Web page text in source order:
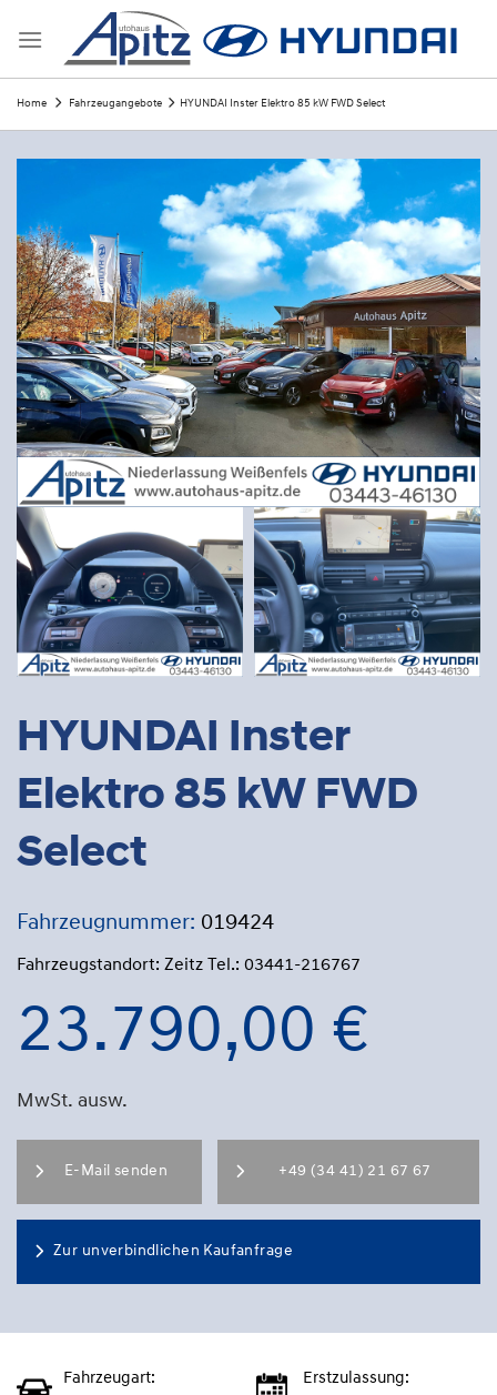
Home Fahrzeugangebote HYUNDAI Inster Elektro 85 kW FWD Select
HYUNDAI Inster
Elektro 85 kW FWD
Select
Fahrzeugnummer: 019424
Fahrzeugstandort: Zeitz Tel.: 03441-216767
23.790,00 €
MwSt. ausw.
E-Mail senden +49 (34 41) 21 67 67
Zur unverbindlichen Kaufanfrage
Fahrzeugart:
Erstzulassung: